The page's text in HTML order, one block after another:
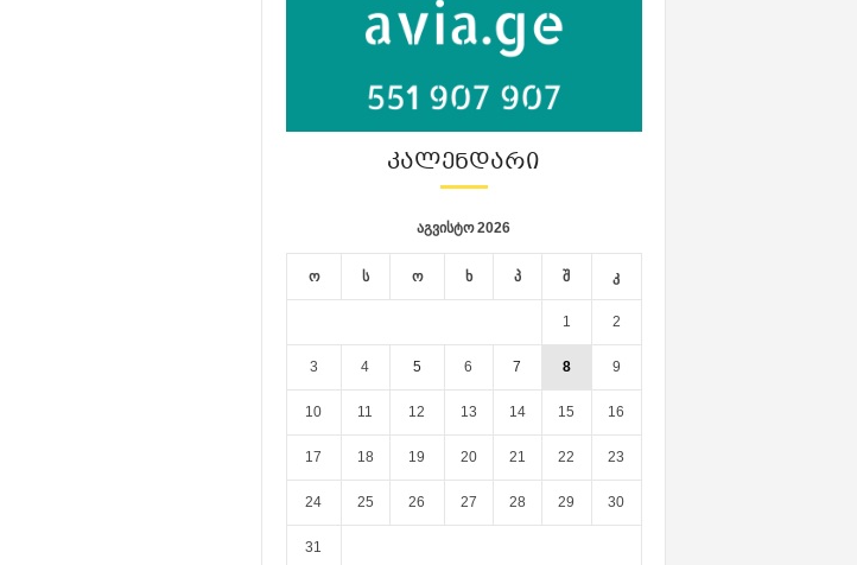
ᲙᲐᲚᲔᲜᲓᲐᲠᲘ
აგვისტო 2026
ო ს ო ხ პ შ კ
1 2
3 4 5 6 7 8 9
10 11 12 13 14 15 16
17 18 19 20 21 22 23
24 25 26 27 28 29 30
31